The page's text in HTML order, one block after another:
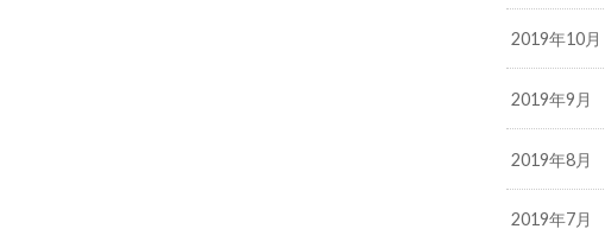
2019年10月
2019年9月
2019年8月
2019年7月